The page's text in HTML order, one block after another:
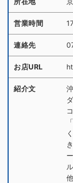
営業時間
連絡先
お店URL
紹介文